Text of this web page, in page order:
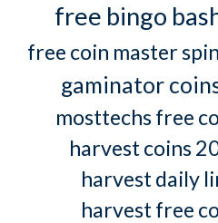
free bingo
free coin master
gaminator
mosttechs free
harvest coins
harvest daily
harvest free